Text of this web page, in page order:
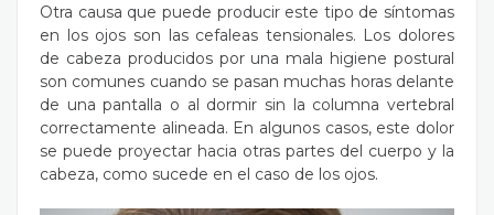
Otra causa que puede producir este tipo de síntomas
en los ojos son las cefaleas tensionales. Los dolores
de cabeza producidos por una mala higiene postural
son comunes cuando se pasan muchas horas delante
de una pantalla o al dormir sin la columna vertebral
correctamente alineada. En algunos casos, este dolor
se puede proyectar hacia otras partes del cuerpo y la
cabeza, como sucede en el caso de los ojos.